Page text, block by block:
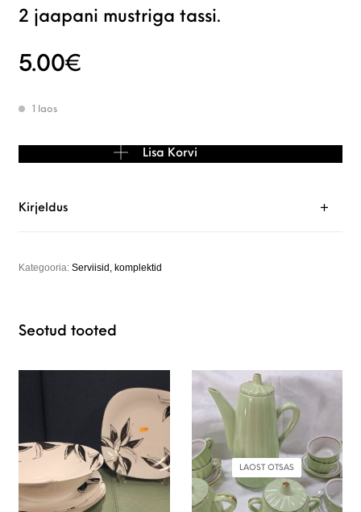
2 jaapani mustriga tassi.
5.00€
1 laos
2 jaapani mustriga tassi. kogus
Lisa Korvi
Kirjeldus
Kategooria: Serviisid, komplektid
Seotud tooted
LAOST OTSAS